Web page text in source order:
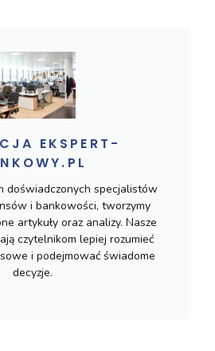
EKSPERT-
doświadczonych specjalistów
i bankowości, tworzymy
artykuły oraz analizy. Nasze
czytelnikom lepiej rozumieć
i podejmować świadome
decyzje.